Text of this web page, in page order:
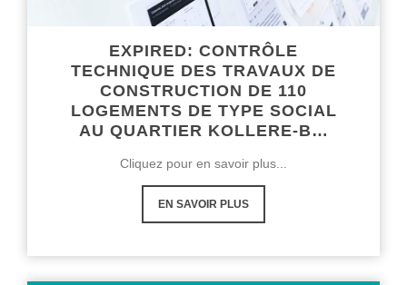
EXPIRED: CONTRÔLE
TECHNIQUE DES TRAVAUX DE
CONSTRUCTION DE 110
LOGEMENTS DE TYPE SOCIAL
AU QUARTIER KOLLERE-B…
Cliquez pour en savoir plus...
EN SAVOIR PLUS